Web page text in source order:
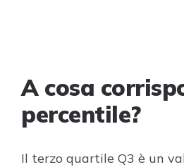
A cosa
percentile?
Il terzo quartile Q3 è un